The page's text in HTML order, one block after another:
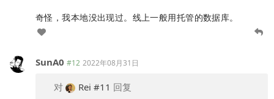
奇怪，我本地没出现过。线上一般用托管的数据库。
SunA0 #12 2022年08月31日
对 Rei #11 回复